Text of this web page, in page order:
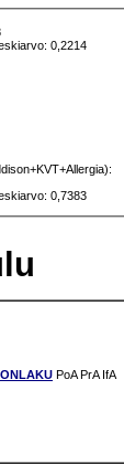
0,2214
0,7383
PoA PrA IfA